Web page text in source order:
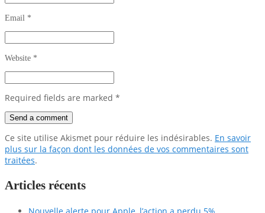
Email *
Website *
Required fields are marked *
Ce site utilise Akismet pour réduire les indésirables. En savoir
plus sur la façon dont les données de vos commentaires sont
traitées.
Articles récents